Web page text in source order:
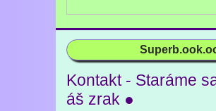
Kontakt - Staráme
áš zrak ●